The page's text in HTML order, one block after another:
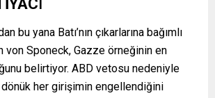
bu yana Batı’nın çıkarlarına bağımlı
von Sponeck, Gazze örneğinin en
belirtiyor. ABD vetosu nedeniyle
dönük her girişimin engellendiğini